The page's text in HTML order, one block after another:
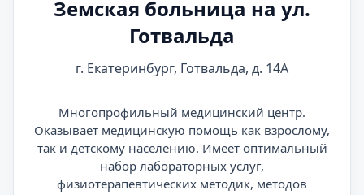
Земская больница на ул.
Готвальда
г. Екатеринбург, Готвальда, д. 14А
Многопрофильный медицинский центр.
Оказывает медицинскую помощь как взрослому,
так и детскому населению. Имеет оптимальный
набор лабораторных услуг,
физиотерапевтических методик, методов